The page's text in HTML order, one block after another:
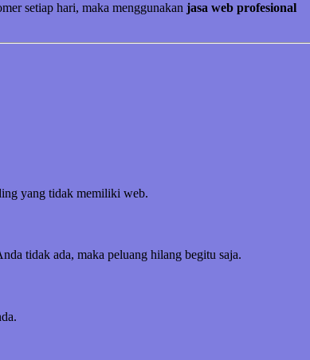
setiap hari, maka menggunakan jasa web profesional
yang tidak memiliki web.
tidak ada, maka peluang hilang begitu saja.